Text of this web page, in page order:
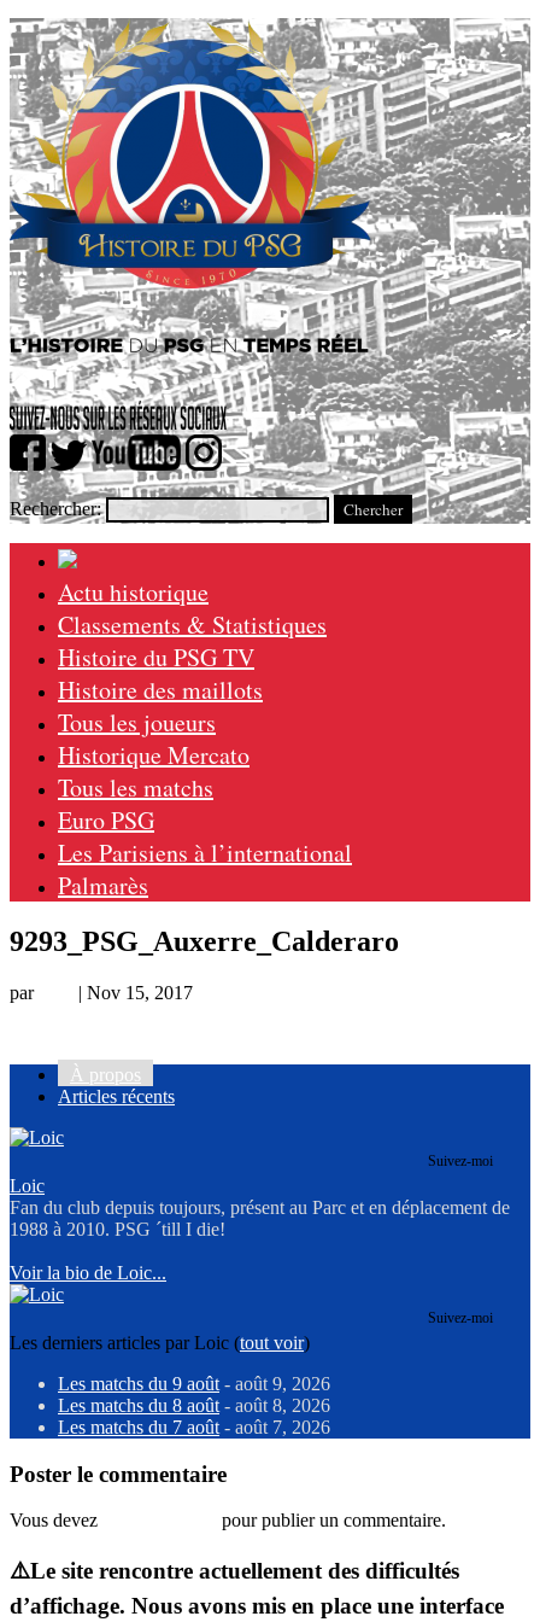
Rechercher:
Actu historique
Classements & Statistiques
Histoire du PSG TV
Histoire des maillots
Tous les joueurs
Historique Mercato
Tous les matchs
Euro PSG
Les Parisiens à l’international
Palmarès
9293_PSG_Auxerre_Calderaro
par | Nov 15, 2017
À propos
Articles récents
Suivez-moi
Loic
Fan du club depuis toujours, présent au Parc et en déplacement de
1988 à 2010. PSG ´till I die!
Voir la bio de Loic...
Suivez-moi
Les derniers articles par Loic (tout voir)
Les matchs du 9 août - août 9, 2026
Les matchs du 8 août - août 8, 2026
Les matchs du 7 août - août 7, 2026
Poster le commentaire
Vous devez pour publier un commentaire.
⚠️Le site rencontre actuellement des difficultés
d’affichage. Nous avons mis en place une interface